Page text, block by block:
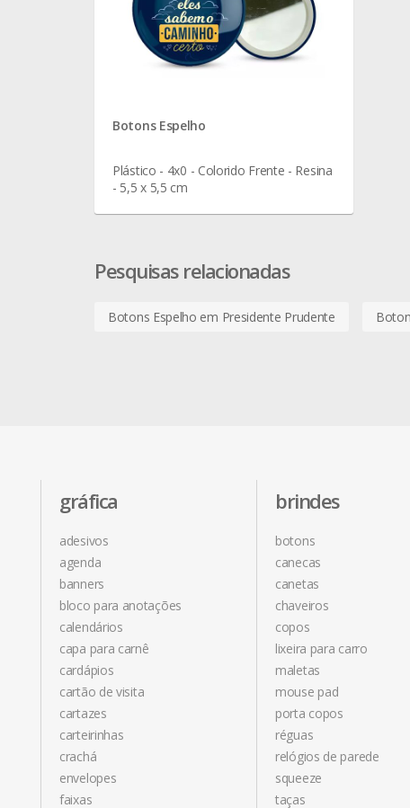
Botons Espelho
Plástico - 4x0 - Colorido Frente - Resina
- 5,5 x 5,5 cm
Pesquisas relacionadas
Botons Espelho em Presidente Prudente
gráfica
adesivos
agenda
banners
bloco para anotações
calendários
capa para carnê
cardápios
cartão de visita
cartazes
carteirinhas
crachá
envelopes
faixas
brindes
botons
canecas
canetas
chaveiros
copos
lixeira para carro
maletas
mouse pad
porta copos
réguas
relógios de parede
squeeze
taças